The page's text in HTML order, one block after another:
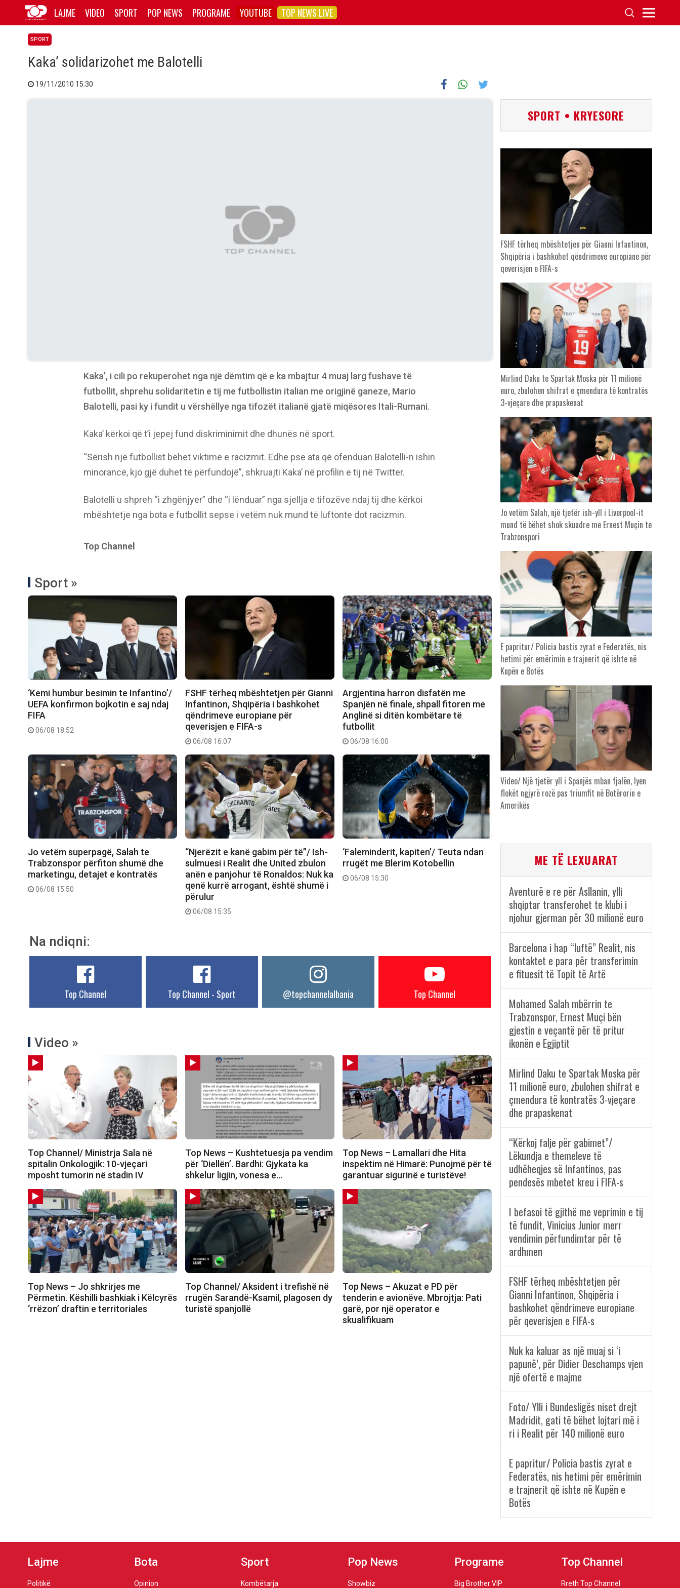
LAJME VIDEO SPORT POP NEWS PROGRAME YOUTUBE TOP NEWS LIVE
SPORT
Kaka’ solidarizohet me Balotelli
19/11/2010 15:30
Kaka’, i cili po rekuperohet nga një dëmtim që e ka mbajtur 4 muaj larg fushave të
futbollit, shprehu solidaritetin e tij me futbollistin italian me origjinë ganeze, Mario
Balotelli, pasi ky i fundit u vërshëllye nga tifozët italianë gjatë miqësores Itali-Rumani.
Kaka’ kërkoi që t’i jepej fund diskriminimit dhe dhunës në sport.
“Sërish një futbollist bëhet viktimë e racizmit. Edhe pse ata që ofenduan Balotelli-n ishin
minorancë, kjo gjë duhet të përfundojë”, shkruajti Kaka’ në profilin e tij në Twitter.
Balotelli u shpreh “i zhgënjyer” dhe “i lënduar” nga sjellja e tifozëve ndaj tij dhe kërkoi
mbështetje nga bota e futbollit sepse i vetëm nuk mund të luftonte dot racizmin.
Top Channel
Sport »
‘Kemi humbur besimin te Infantino’/
UEFA konfirmon bojkotin e saj ndaj
FIFA
06/08 18:52
FSHF tërheq mbështetjen për Gianni
Infantinon, Shqipëria i bashkohet
qëndrimeve europiane për
qeverisjen e FIFA-s
06/08 16:07
Argjentina harron disfatën me
Spanjën në finale, shpall fitoren me
Anglinë si ditën kombëtare të
futbollit
06/08 16:00
Jo vetëm superpagë, Salah te
Trabzonspor përfiton shumë dhe
marketingu, detajet e kontratës
06/08 15:50
“Njerëzit e kanë gabim për të”/ Ish-
sulmuesi i Realit dhe United zbulon
anën e panjohur të Ronaldos: Nuk ka
qenë kurrë arrogant, është shumë i
përulur
06/08 15:35
‘Faleminderit, kapiten’/ Teuta ndan
rrugët me Blerim Kotobellin
06/08 15:30
Na ndiqni:
Top Channel Top Channel - Sport @topchannelalbania Top Channel
Video »
Top Channel/ Ministrja Sala në
spitalin Onkologjik: 10-vjeçari
mposht tumorin në stadin IV
Top News – Kushtetuesja pa vendim
për ‘Diellën’. Bardhi: Gjykata ka
shkelur ligjin, vonesa e…
Top News – Lamallari dhe Hita
inspektim në Himarë: Punojmë për të
garantuar sigurinë e turistëve!
Top News – Jo shkrirjes me
Përmetin. Këshilli bashkiak i Këlcyrës
‘rrëzon’ draftin e territoriales
Top Channel/ Aksident i trefishë në
rrugën Sarandë-Ksamil, plagosen dy
turistë spanjollë
Top News – Akuzat e PD për
tenderin e avionëve. Mbrojtja: Pati
garë, por një operator e
skualifikuam
SPORT • KRYESORE
FSHF tërheq mbështetjen për Gianni Infantinon,
Shqipëria i bashkohet qëndrimeve europiane për
qeverisjen e FIFA-s
Mirlind Daku te Spartak Moska për 11 milionë
euro, zbulohen shifrat e çmendura të kontratës
3-vjeçare dhe prapaskenat
Jo vetëm Salah, një tjetër ish-yll i Liverpool-it
mund të bëhet shok skuadre me Ernest Muçin te
Trabzonspori
E papritur/ Policia bastis zyrat e Federatës, nis
hetimi për emërimin e trajnerit që ishte në
Kupën e Botës
Video/ Një tjetër yll i Spanjës mban fjalën, lyen
flokët ngjyrë rozë pas triumfit në Botërorin e
Amerikës
ME TË LEXUARAT
Aventurë e re për Asllanin, ylli
shqiptar transferohet te klubi i
njohur gjerman për 30 milionë euro
Barcelona i hap “luftë” Realit, nis
kontaktet e para për transferimin
e fituesit të Topit të Artë
Mohamed Salah mbërrin te
Trabzonspor, Ernest Muçi bën
gjestin e veçantë për të pritur
ikonën e Egjiptit
Mirlind Daku te Spartak Moska për
11 milionë euro, zbulohen shifrat e
çmendura të kontratës 3-vjeçare
dhe prapaskenat
“Kërkoj falje për gabimet”/
Lëkundja e themeleve të
udhëheqjes së Infantinos, pas
pendesës mbetet kreu i FIFA-s
I befasoi të gjithë me veprimin e tij
të fundit, Vinicius Junior merr
vendimin përfundimtar për të
ardhmen
FSHF tërheq mbështetjen për
Gianni Infantinon, Shqipëria i
bashkohet qëndrimeve europiane
për qeverisjen e FIFA-s
Nuk ka kaluar as një muaj si ‘i
papunë’, për Didier Deschamps vjen
një ofertë e majme
Foto/ Ylli i Bundesligës niset drejt
Madridit, gati të bëhet lojtari më i
ri i Realit për 140 milionë euro
E papritur/ Policia bastis zyrat e
Federatës, nis hetimi për emërimin
e trajnerit që ishte në Kupën e
Botës
Lajme
Politikë
Bota
Opinion
Sport
Kombëtarja
Pop News
Showbiz
Programe
Big Brother VIP
Top Channel
Rreth Top Channel